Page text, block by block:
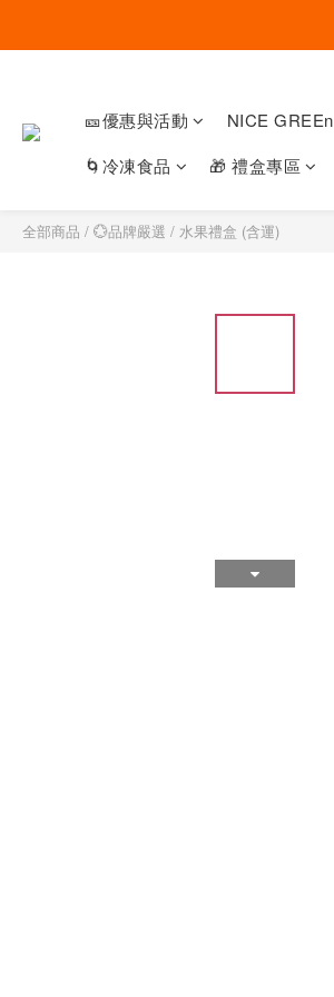
🎫優惠與活動 NICE
🌀冷凍食品
🎁 禮盒專區
全部商品 / 💮品牌嚴選 / 水果禮盒 (含運)